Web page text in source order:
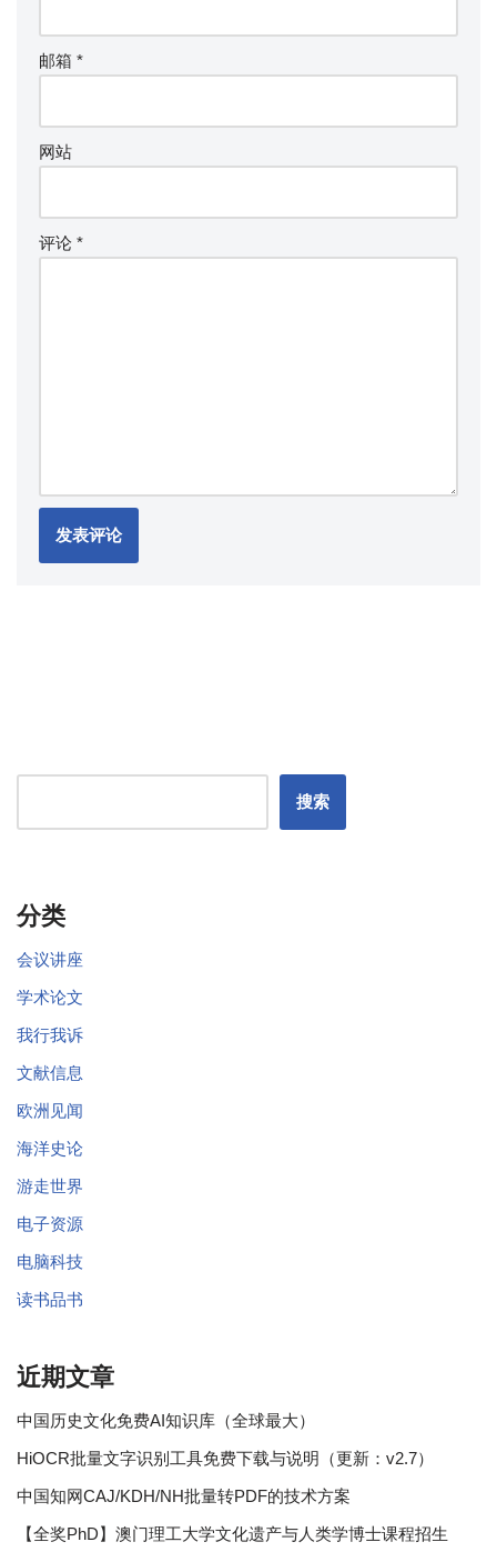
邮箱 *
网站
评论 *
搜索
分类
会议讲座
学术论文
我行我诉
文献信息
欧洲见闻
海洋史论
游走世界
电子资源
电脑科技
读书品书
近期文章
中国历史文化免费AI知识库（全球最大）
HiOCR批量文字识别工具免费下载与说明（更新：v2.7）
中国知网CAJ/KDH/NH批量转PDF的技术方案
【全奖PhD】澳门理工大学文化遗产与人类学博士课程招生